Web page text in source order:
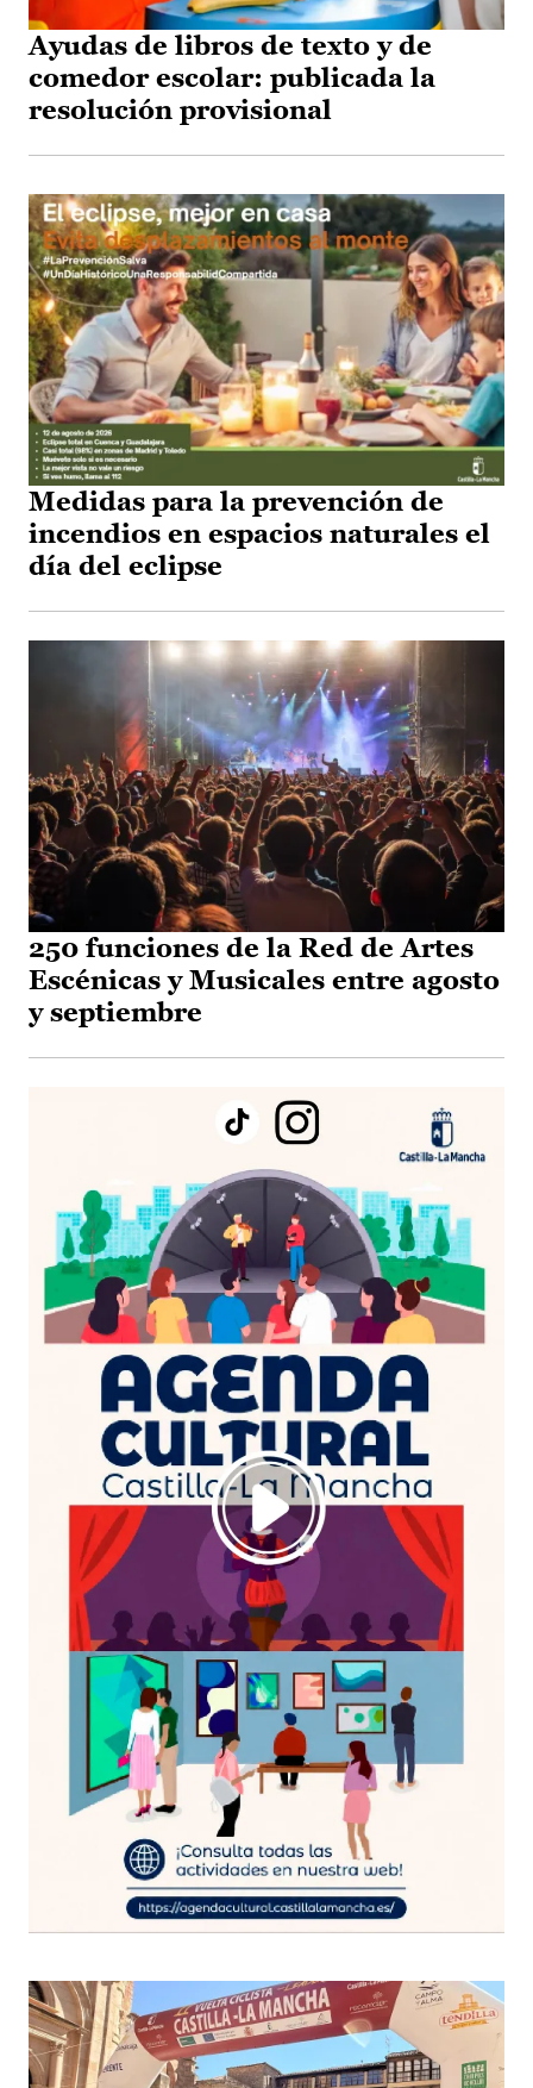
Ayudas de libros de texto y de
comedor escolar: publicada la
resolución provisional
Medidas para la prevención de
incendios en espacios naturales el
día del eclipse
250 funciones de la Red de Artes
Escénicas y Musicales entre agosto
y septiembre